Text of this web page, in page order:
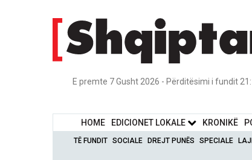
E premte 7 Gusht 2026 - Përditësimi i fundit
HOME EDICIONET LOKALE KRONIKË
TË FUNDIT SOCIALE DREJT PUNËS SPECIALE